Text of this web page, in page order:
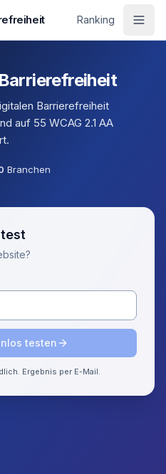
Ranking
Barrierefreiheit
auf 55 WCAG 2.1 AA
Branchen
testen
Ergebnis per E-Mail.